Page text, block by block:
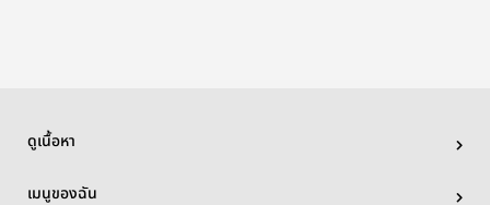
ดูเนื้อหา
เมนูของฉัน